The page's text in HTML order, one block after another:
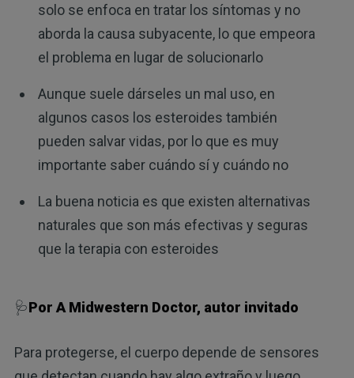
solo se enfoca en tratar los síntomas y no
aborda la causa subyacente, lo que empeora
el problema en lugar de solucionarlo
Aunque suele dárseles un mal uso, en
algunos casos los esteroides también
pueden salvar vidas, por lo que es muy
importante saber cuándo sí y cuándo no
La buena noticia es que existen alternativas
naturales que son más efectivas y seguras
que la terapia con esteroides
🩺Por A Midwestern Doctor, autor invitado
Para protegerse, el cuerpo depende de sensores